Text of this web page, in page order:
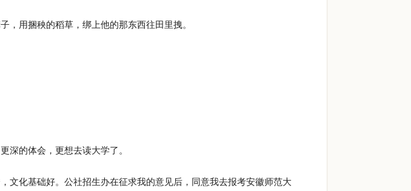
用捆秧的稻草，绑上他的那东西往田里拽。
深的体会，更想去读大学了。
文化基础好。公社招生办在征求我的意见后，同意我去报考安徽师范大